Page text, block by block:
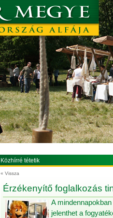
Közhírré tétetik
« Vissza
Érzékenyítő foglalkozás
A
jelenthet a